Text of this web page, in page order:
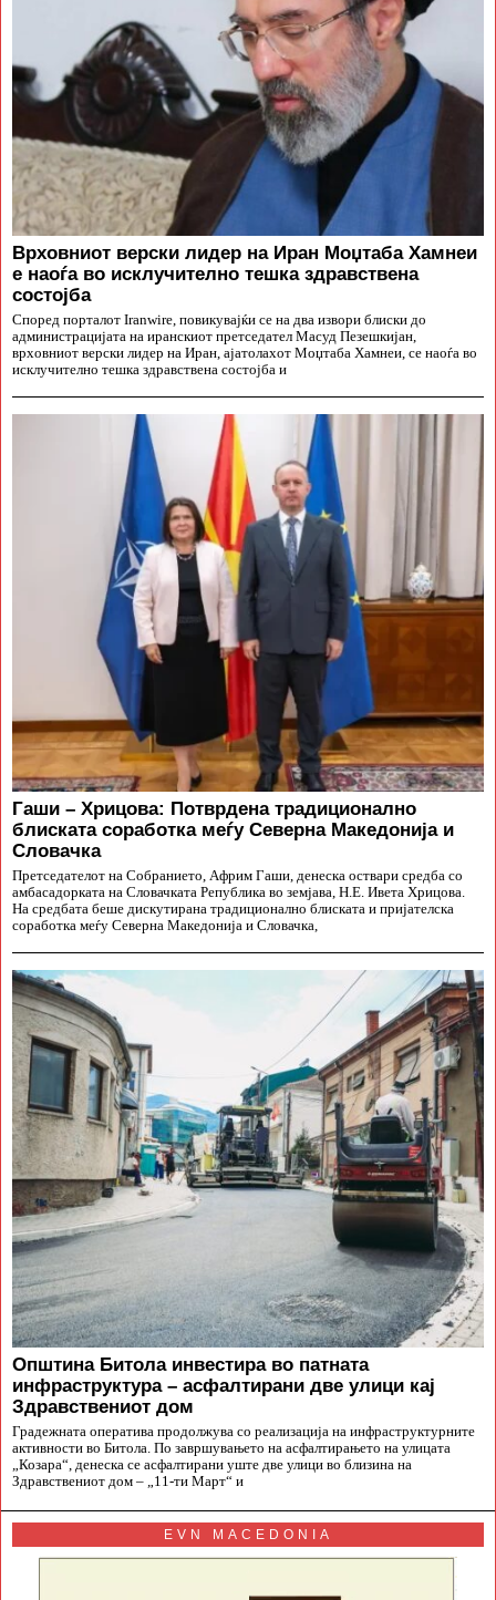
Врховниот верски лидер на Иран Моџтаба Хамнеи
е наоѓа во исклучително тешка здравствена
состојба
Според порталот Iranwire, повикувајќи се на два извори блиски до
администрацијата на иранскиот претседател Масуд Пезешкијан,
врховниот верски лидер на Иран, ајатолахот Моџтаба Хамнеи, се наоѓа во
исклучително тешка здравствена состојба и
Гаши – Хрицова: Потврдена традиционално
блиската соработка меѓу Северна Македонија и
Словачка
Претседателот на Собранието, Африм Гаши, денеска оствари средба со
амбасадорката на Словачката Република во земјава, Н.Е. Ивета Хрицова.
На средбата беше дискутирана традиционално блиската и пријателска
соработка меѓу Северна Македонија и Словачка,
Општина Битола инвестира во патната
инфраструктура – асфалтирани две улици кај
Здравствениот дом
Градежната оператива продолжува со реализација на инфраструктурните
активности во Битола. По завршувањето на асфалтирањето на улицата
„Козара“, денеска се асфалтирани уште две улици во близина на
Здравствениот дом – „11-ти Март“ и
EVN MACEDONIA